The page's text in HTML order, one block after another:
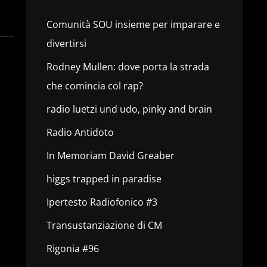
Comunità SOU insieme per imparare e
divertirsi
Rodney Mullen: dove porta la strada
che comincia col rap?
radio luetzi und udo, pinky and brain
Radio Antidoto
In Memoriam David Greaber
higgs trapped in paradise
Ipertesto Radiofonico #3
Transustanziazione di CM
Rigonia #96